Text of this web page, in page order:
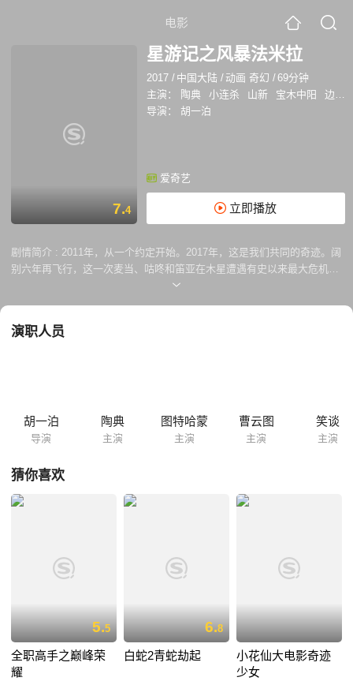
电影
7.4
星游记之风暴法米拉
2017 / 中国大陆 / 动画 奇幻 /69分钟
主演：
陶典 小连杀 山新 宝木中阳 边江
导演：
胡一泊
爱奇艺
立即播放
剧情简介 : 2011年，从一个约定开始。2017年，这是我们共同的奇迹。阔
别六年再飞行，这一次麦当、咕咚和笛亚在木星遭遇有史以来最大危机，
矛盾重重，生死一线，麦当一行能否突出重围？
演职人员
胡一泊
导演
陶典
主演
图特哈蒙
主演
曹云图
主演
笑谈
主演
猜你喜欢
5.5
全职高手之巅峰荣
耀
6.8
白蛇2青蛇劫起
小花仙大电影奇迹
少女